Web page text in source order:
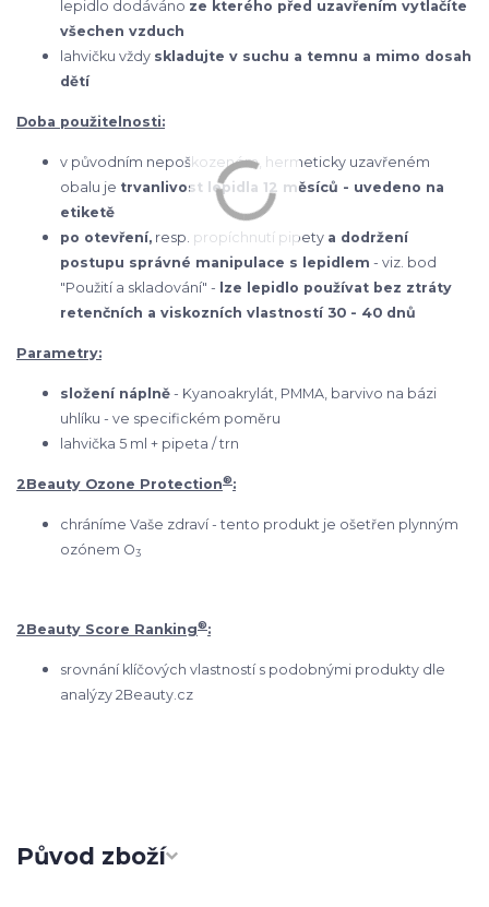
lepidlo dodáváno ze kterého před uzavřením vytlačíte
všechen vzduch
lahvičku vždy skladujte v suchu a temnu a mimo dosah
dětí
Doba použitelnosti:
v původním nepoškozeném, hermeticky uzavřeném
obalu je trvanlivost lepidla 12 měsíců - uvedeno na
etiketě
po otevření, resp. propíchnutí pipety a dodržení
postupu správné manipulace s lepidlem - viz. bod
"Použití a skladování" - lze lepidlo používat bez ztráty
retenčních a viskozních vlastností 30 - 40 dnů
Parametry:
složení náplně - Kyanoakrylát, PMMA, barvivo na bázi
uhlíku - ve specifickém poměru
lahvička 5 ml + pipeta / trn
2Beauty Ozone Protection®:
chráníme Vaše zdraví - tento produkt je ošetřen plynným
ozónem O3
2Beauty Score Ranking®:
srovnání klíčových vlastností s podobnými produkty dle
analýzy 2Beauty.cz
Původ zboží